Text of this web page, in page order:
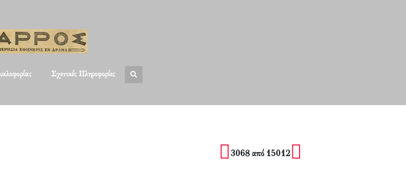
Σχετικές Πληροφορίες
3068 από 15012